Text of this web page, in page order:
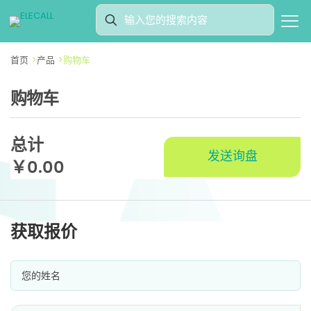
首页 >产品 >购物车
购物车
总计
￥0.00 发送询盘
获取报价